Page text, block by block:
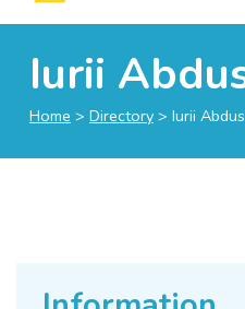
Iurii
Home > Directory > Iurii